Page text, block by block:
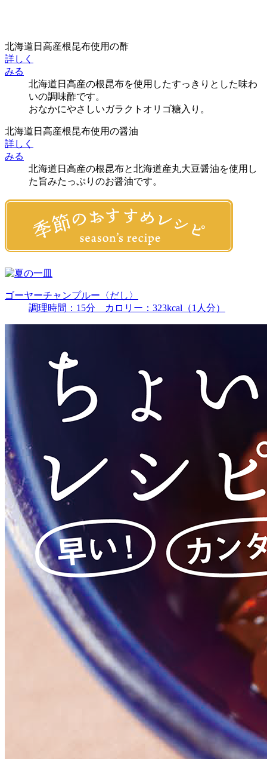
北海道日高産根昆布使用の酢
詳しく
みる
北海道日高産の根昆布を使用したすっきりとした味わ
いの調味酢です。
おなかにやさしいガラクトオリゴ糖入り。
北海道日高産根昆布使用の醤油
詳しく
みる
北海道日高産の根昆布と北海道産丸大豆醤油を使用し
た旨みたっぷりのお醤油です。
ゴーヤーチャンプルー〈だし〉
調理時間：15分
カロリー：323kcal（1人分）